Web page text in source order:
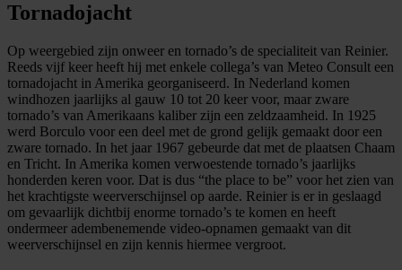
Tornadojacht
Op weergebied zijn onweer en tornado’s de specialiteit van Reinier.
Reeds vijf keer heeft hij met enkele collega’s van Meteo Consult een
tornadojacht in Amerika georganiseerd. In Nederland komen
windhozen jaarlijks al gauw 10 tot 20 keer voor, maar zware
tornado’s van Amerikaans kaliber zijn een zeldzaamheid. In 1925
werd Borculo voor een deel met de grond gelijk gemaakt door een
zware tornado. In het jaar 1967 gebeurde dat met de plaatsen Chaam
en Tricht. In Amerika komen verwoestende tornado’s jaarlijks
honderden keren voor. Dat is dus “the place to be” voor het zien van
het krachtigste weerverschijnsel op aarde. Reinier is er in geslaagd
om gevaarlijk dichtbij enorme tornado’s te komen en heeft
ondermeer adembenemende video-opnamen gemaakt van dit
weerverschijnsel en zijn kennis hiermee vergroot.